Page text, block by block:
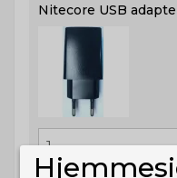
Nitecore USB